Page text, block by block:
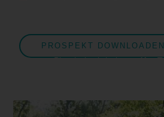
PROSPEKT DOWNLOADEN
Sie sehen gerade
Platzhalterinhalt von
an Drittanbieter